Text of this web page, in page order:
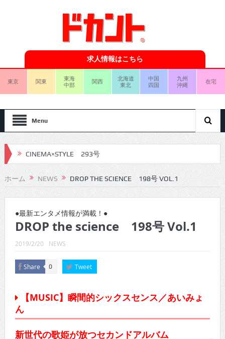
求人情報はこちら
東京 関東
東海
中部
関西
北海道
東北
中国
四国
九州
沖縄
在宅
Menu
CINEMA×STYLE 293号
CINEMA×STYLE 292号
CINEMA×STYLE 291号
CINEMA×STYLE 290号
CINEMA×STYLE 289号
CINEMA×STYLE 287号
ホーム NEWS DROP THE SCIENCE 198号 VOL.1
●最新エンタメ情報が満載！●
DROP the science 198号 Vol.1
2019/2/20 NEWS
Share 0 Tweet
【MUSIC】瞬間的シックスセンス／あいみょ
ん
新世代の歌姫が放つセカンドアルバム